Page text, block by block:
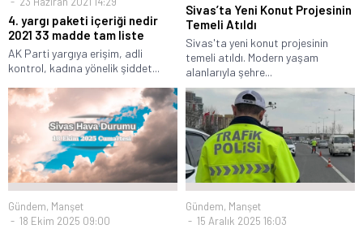
4. yargı paketi içeriği nedir
2021 33 madde tam liste
AK Parti yargıya erişim, adli
kontrol, kadına yönelik şiddet...
Sivas’ta Yeni Konut Projesinin
Temeli Atıldı
Sivas'ta yeni konut projesinin
temeli atıldı. Modern yaşam
alanlarıyla şehre...
Gündem, Manşet
18 Ekim 2025 09:00
Gündem, Manşet
15 Aralık 2025 16:03